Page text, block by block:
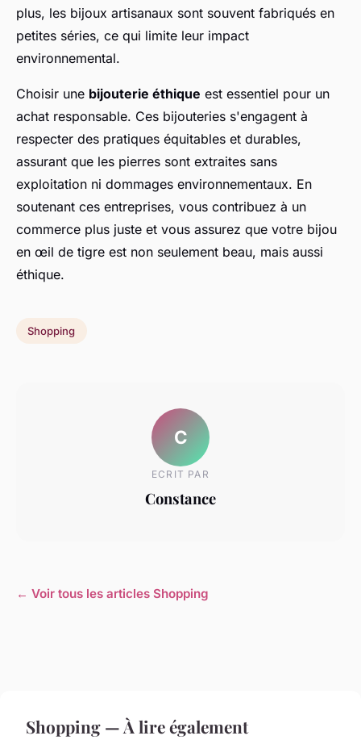
plus, les bijoux artisanaux sont souvent fabriqués en
petites séries, ce qui limite leur impact
environnemental.
Choisir une bijouterie éthique est essentiel pour un
achat responsable. Ces bijouteries s'engagent à
respecter des pratiques équitables et durables,
assurant que les pierres sont extraites sans
exploitation ni dommages environnementaux. En
soutenant ces entreprises, vous contribuez à un
commerce plus juste et vous assurez que votre bijou
en œil de tigre est non seulement beau, mais aussi
éthique.
Shopping
C
ECRIT PAR
Constance
← Voir tous les articles Shopping
Shopping — À lire également